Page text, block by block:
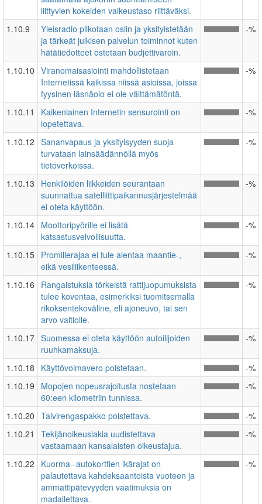
liittyvien kokeiden vaikeustaso riittäväksi.
1.10.9
Yleisradio pilkotaan osiin ja yksityistetään
ja tärkeät julkisen palvelun toiminnot kuten
hätätiedotteet ostetaan budjettivaroin.
-%
1.10.10 Viranomaisasiointi mahdollistetaan
Internetissä kaikissa niissä asioissa, joissa
fyysinen läsnäolo ei ole välttämätöntä.
-%
1.10.11
Kaikenlainen Internetin sensurointi on
lopetettava.
-%
1.10.12 Sananvapaus ja yksityisyyden suoja
turvataan lainsäädännöllä myös
tietoverkoissa.
-%
1.10.13
Henkilöiden liikkeiden seurantaan
suunnattua satelliittipaikannusjärjestelmää
ei oteta käyttöön.
-%
1.10.14 Moottoripyörille ei lisätä
katsastusvelvollisuutta.
-%
1.10.15 Promillerajaa ei tule alentaa maantie-,
eikä vesiliikenteessä.
-%
1.10.16
Rangaistuksia törkeistä rattijuopumuksista
tulee koventaa, esimerkiksi tuomitsemalla
rikoksentekoväline, eli ajoneuvo, tai sen
arvo valtiolle.
-%
1.10.17 Suomessa ei oteta käyttöön autoilijoiden
ruuhkamaksuja.
-%
1.10.18 Käyttövoimavero poistetaan.
-%
1.10.19
Mopojen nopeusrajoitusta nostetaan
60:een kilometriin tunnissa.
-%
1.10.20 Talvirengaspakko poistettava.
-%
1.10.21
Tekijänoikeuslakia uudistettava
vastaamaan kansalaisten oikeustajua.
-%
1.10.22
Kuorma-­‐autokorttien ikärajat on
palautettava kahdeksaantoista vuoteen ja
ammattipätevyyden vaatimuksia on
madallettava.
-%